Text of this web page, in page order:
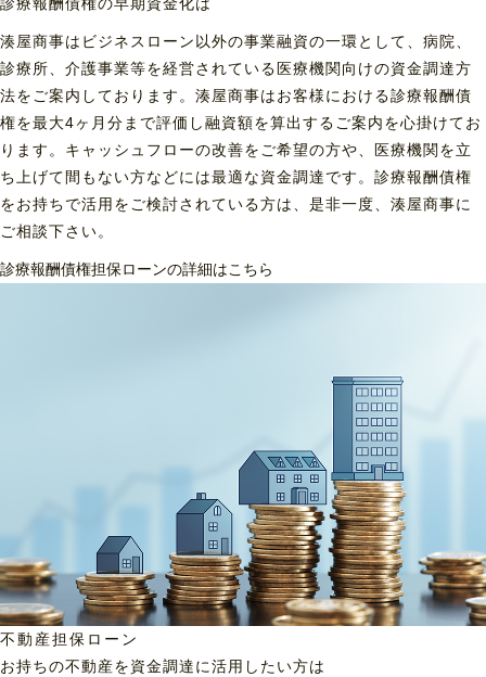
湊屋商事はビジネスローン以外の事業融資の一環として、病院、
診療所、介護事業等を経営されている医療機関向けの資金調達方
法をご案内しております。湊屋商事はお客様における診療報酬債
権を最大4ヶ月分まで評価し融資額を算出するご案内を心掛けてお
ります。キャッシュフローの改善をご希望の方や、医療機関を立
ち上げて間もない方などには最適な資金調達です。診療報酬債権
をお持ちで活用をご検討されている方は、是非一度、湊屋商事に
ご相談下さい。
診療報酬債権担保ローンの詳細はこちら
不動産担保ローン
お持ちの不動産を資金調達に活用したい方は